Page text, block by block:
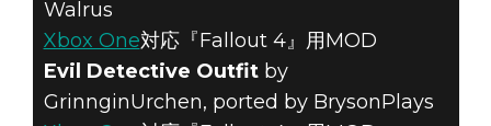
Walrus
Xbox One対応『Fallout 4』用MOD
Evil Detective Outfitby
GrinnginUrchen, ported by BrysonPlays